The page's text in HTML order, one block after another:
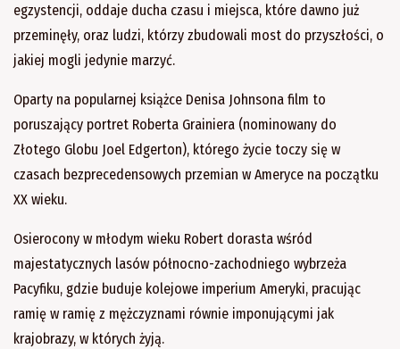
egzystencji, oddaje ducha czasu i miejsca, które dawno już
przeminęły, oraz ludzi, którzy zbudowali most do przyszłości, o
jakiej mogli jedynie marzyć.
Oparty na popularnej książce Denisa Johnsona film to
poruszający portret Roberta Grainiera (nominowany do
Złotego Globu Joel Edgerton), którego życie toczy się w
czasach bezprecedensowych przemian w Ameryce na początku
XX wieku.
Osierocony w młodym wieku Robert dorasta wśród
majestatycznych lasów północno-zachodniego wybrzeża
Pacyfiku, gdzie buduje kolejowe imperium Ameryki, pracując
ramię w ramię z mężczyznami równie imponującymi jak
krajobrazy, w których żyją.